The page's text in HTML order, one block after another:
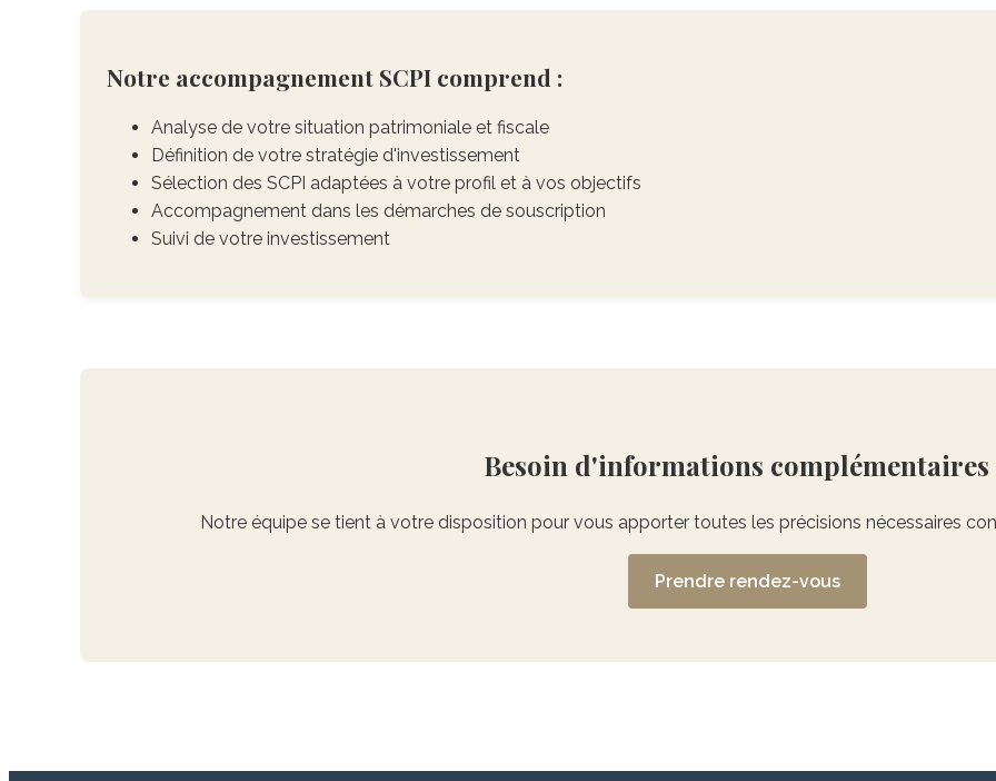
Notre accompagnement SCPI comprend :
Analyse de votre situation patrimoniale et fiscale
Définition de votre stratégie d'investissement
Sélection des SCPI adaptées à votre profil et à vos objectifs
Accompagnement dans les démarches de souscription
Suivi de votre investissement
Besoin d'informations complémentaires
Notre équipe se tient à votre disposition pour vous apporter toutes les précisions nécessaires
Prendre rendez-vous